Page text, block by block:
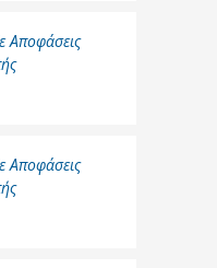
Αποφάσεις
Αποφάσεις